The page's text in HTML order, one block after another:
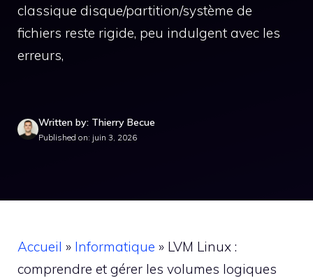
classique disque/partition/système de
fichiers reste rigide, peu indulgent avec les
erreurs,
Written by: Thierry Becue
Published on: juin 3, 2026
Accueil » Informatique » LVM Linux :
comprendre et gérer les volumes logiques